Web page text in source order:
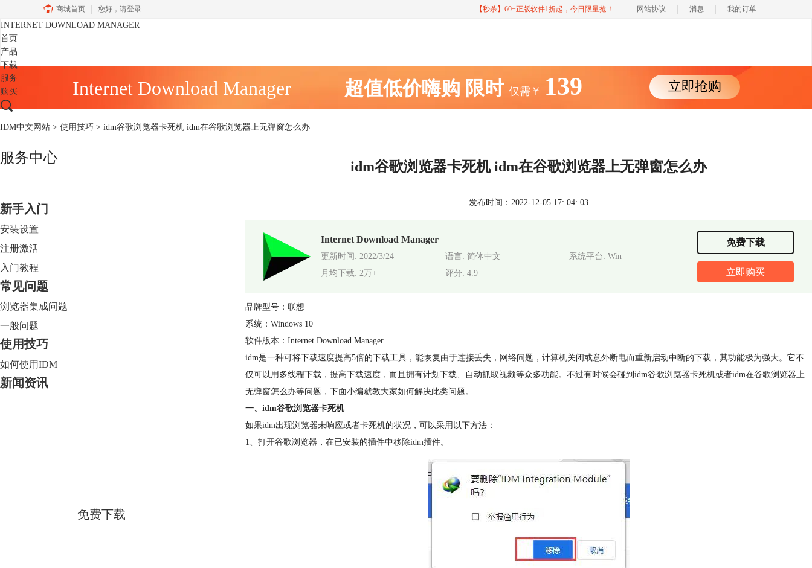
商城首页 您好， 请登录 【秒杀】60+正版软件1折起，今日限量抢！ 网站协议 消息 我的订单
INTERNET DOWNLOAD MANAGER
首页
产品
下载
服务
购买
Internet Download Manager 超值低价嗨购 限时 仅需￥ 139 立即抢购
IDM中文网站 > 使用技巧 > idm谷歌浏览器卡死机 idm在谷歌浏览器上无弹窗怎么办
服务中心
新手入门
安装设置
注册激活
入门教程
常见问题
浏览器集成问题
一般问题
使用技巧
如何使用IDM
新闻资讯
免费下载
idm谷歌浏览器卡死机 idm在谷歌浏览器上无弹窗怎么办
发布时间：2022-12-05 17: 04: 03
Internet Download Manager
更新时间: 2022/3/24 语言: 简体中文
系统平台: Win
月均下载: 2万+
评分: 4.9
免费下载
立即购买
品牌型号：联想
系统：Windows 10
软件版本：Internet Download Manager
idm是一种可将下载速度提高5倍的下载工具，能恢复由于连接丢失，网络问题，计算机关闭或意外断电而重新启动中断的下载，其功能极为强大。它不
仅可以用多线程下载，提高下载速度，而且拥有计划下载、自动抓取视频等众多功能。不过有时候会碰到idm谷歌浏览器卡死机或者idm在谷歌浏览器上
无弹窗怎么办等问题，下面小编就教大家如何解决此类问题。
一、idm谷歌浏览器卡死机
如果idm出现浏览器未响应或者卡死机的状况，可以采用以下方法：
1、打开谷歌浏览器，在已安装的插件中移除idm插件。